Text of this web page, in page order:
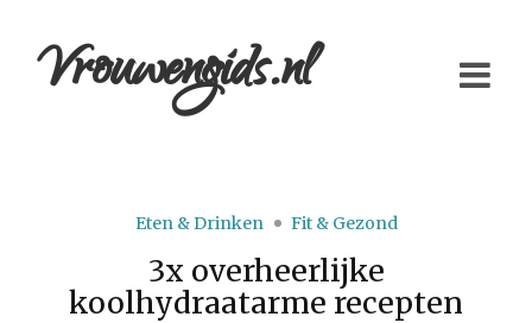
Vrouwengids.nl
Eten & Drinken Fit & Gezond
3x overheerlijke
koolhydraatarme recepten